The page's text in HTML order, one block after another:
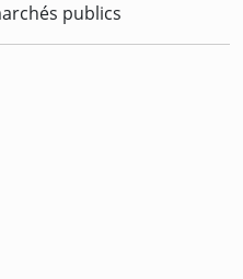
publics